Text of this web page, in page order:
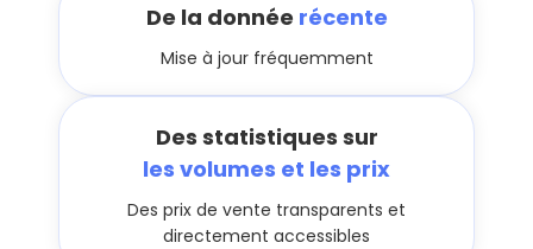
De la donnée récente
Mise à jour fréquemment
Des statistiques sur
les volumes et les prix
Des prix de vente transparents et
directement accessibles